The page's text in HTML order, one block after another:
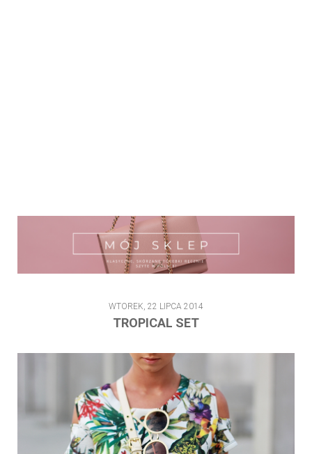
WTOREK, 22 LIPCA 2014
TROPICAL SET